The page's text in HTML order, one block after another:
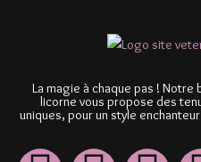
La magie à chaque pas !
licorne vous propose des
uniques, pour un style